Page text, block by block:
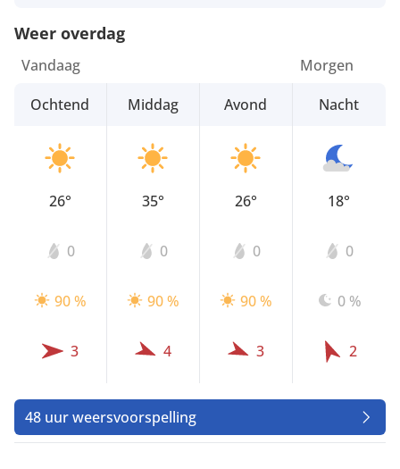
Weer overdag
Vandaag
Ochtend
26°
0
90 %
3
Middag
35°
0
90 %
4
Avond
26°
0
90 %
3
Morgen
Nacht
18°
0
0 %
2
48 uur weersvoorspelling